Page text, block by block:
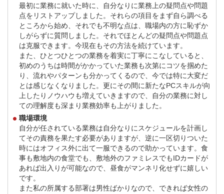
最初に業務に就いた時に、自分なりに業務上の疑問点や問題
点をリストアップしました。それらの項目をまず自ら調べる
ところから始め、それでも不明な点は、職場内の方に恥ずか
しがらずに質問しました。それでほとんどの疑問点や問題点
は克服できます。今現在もその方法を続けています。
また、ひとつひとつの業務を着実に丁寧にこなしていると、
初めのうちは時間がかかっていた業務も次第にコツを掴めた
り、流れやパターンも分かってくるので、今では特に大変だ
とは感じなくなりました。更にその間に新たなPCスキルが向
上したりノウハウも増えていきますので、自分の業務に対し
ての理解度も深まり業務効率も上がりました。
職場環境
自分が任されている業務は自分なりにスケジュールを計画し
てその責務を果たす必要がありますが、逆に一区切りついた
時にはオフィス外に出て一服できるので助かっています。食
事も敷地内の食堂でも、敷地外のファミレスでもIDカードが
あれば出入りが可能なので、昼食がマンネリ化せずに嬉しい
です。
また私の所属する部署は男性ばかりなので、できれば女性の